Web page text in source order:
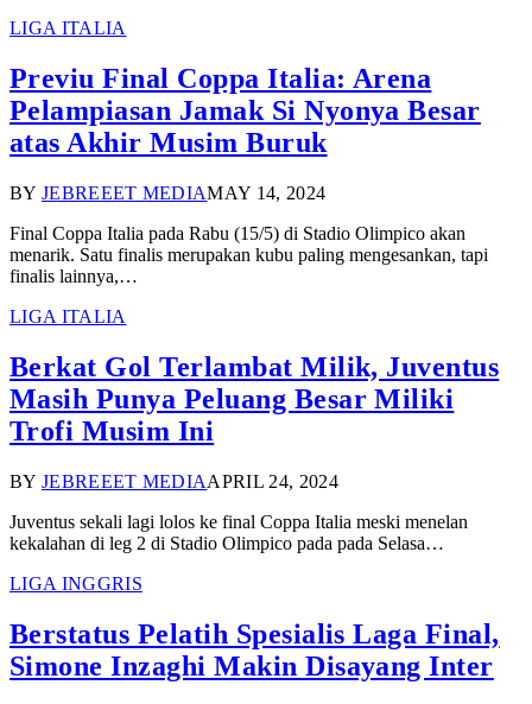
LIGA ITALIA
Previu Final Coppa Italia: Arena
Pelampiasan Jamak Si Nyonya Besar
atas Akhir Musim Buruk
BY JEBREEET MEDIAMAY 14, 2024
Final Coppa Italia pada Rabu (15/5) di Stadio Olimpico akan
menarik. Satu finalis merupakan kubu paling mengesankan, tapi
finalis lainnya,…
LIGA ITALIA
Berkat Gol Terlambat Milik, Juventus
Masih Punya Peluang Besar Miliki
Trofi Musim Ini
BY JEBREEET MEDIAAPRIL 24, 2024
Juventus sekali lagi lolos ke final Coppa Italia meski menelan
kekalahan di leg 2 di Stadio Olimpico pada pada Selasa…
LIGA INGGRIS
Berstatus Pelatih Spesialis Laga Final,
Simone Inzaghi Makin Disayang Inter